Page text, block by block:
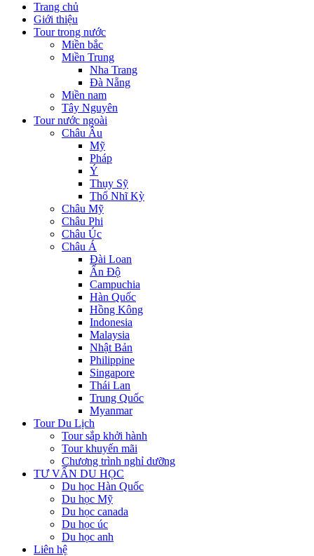
Trang chủ
Giới thiệu
Tour trong nước
Miền bắc
Miền Trung
Nha Trang
Đà Nẵng
Miền nam
Tây Nguyên
Tour nước ngoài
Châu Âu
Mỹ
Pháp
Ý
Thụy Sỹ
Thổ Nhĩ Kỳ
Châu Mỹ
Châu Phi
Châu Úc
Châu Á
Đài Loan
Ấn Độ
Campuchia
Hàn Quốc
Hồng Kông
Indonesia
Malaysia
Nhật Bản
Philippine
Singapore
Thái Lan
Trung Quốc
Myanmar
Tour Du Lịch
Tour sắp khởi hành
Tour khuyến mãi
Chương trình nghỉ dưỡng
TƯ VẤN DU HỌC
Du học Hàn Quốc
Du học Mỹ
Du học canada
Du học úc
Du học anh
Liên hệ